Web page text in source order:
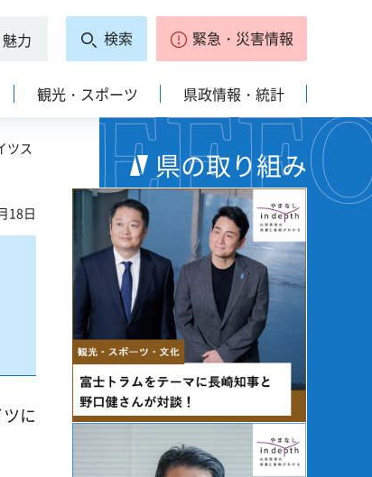
魅力 検索 緊急・災害情報
観光・スポーツ 県政情報・統計
ツス
18日
に
県の取り組み